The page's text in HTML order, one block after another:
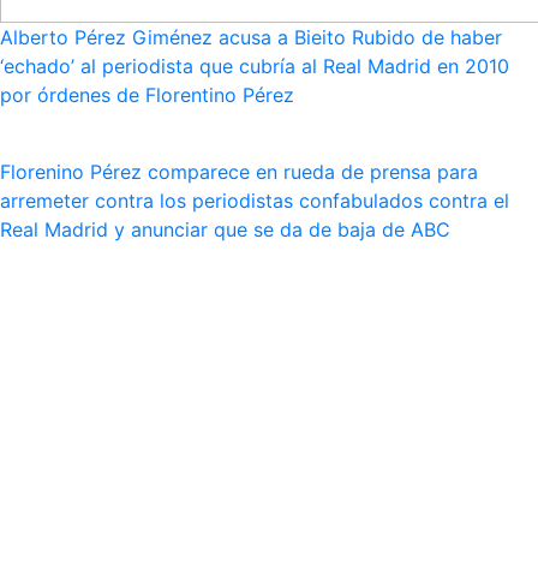
Alberto Pérez Giménez acusa a Bieito Rubido de haber
‘echado’ al periodista que cubría al Real Madrid en 2010
por órdenes de Florentino Pérez
Florenino Pérez comparece en rueda de prensa para
arremeter contra los periodistas confabulados contra el
Real Madrid y anunciar que se da de baja de ABC